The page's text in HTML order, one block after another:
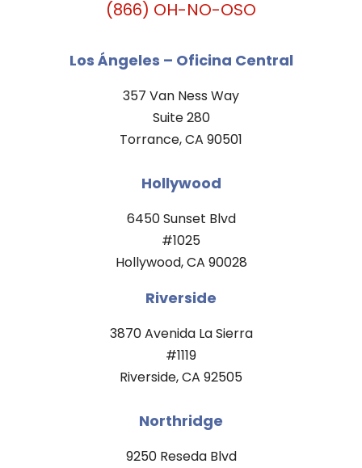
Los Ángeles – Oficina Central
357 Van Ness Way
Suite 280
Torrance, CA 90501
(866) OH-NO-OSO
Hollywood
6450 Sunset Blvd
#1025
Hollywood, CA 90028
Riverside
3870 Avenida La Sierra
#1119
Riverside, CA 92505
Northridge
9250 Reseda Blvd